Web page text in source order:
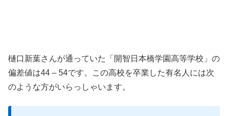
樋口新葉さんが通っていた「開智日本橋学園高等学校」の
偏差値は44 – 54です。この高校を卒業した有名人には次
のような方がいらっしゃいます。